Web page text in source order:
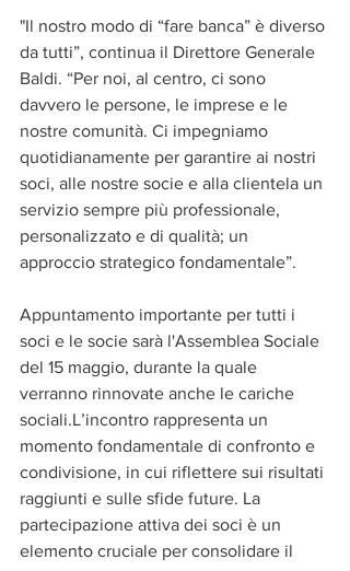
"Il nostro modo di “fare banca” è diverso
da tutti”, continua il Direttore Generale
Baldi. “Per noi, al centro, ci sono
davvero le persone, le imprese e le
nostre comunità. Ci impegniamo
quotidianamente per garantire ai nostri
soci, alle nostre socie e alla clientela un
servizio sempre più professionale,
personalizzato e di qualità; un
approccio strategico fondamentale”.
Appuntamento importante per tutti i
soci e le socie sarà l'Assemblea Sociale
del 15 maggio, durante la quale
verranno rinnovate anche le cariche
sociali.L’incontro rappresenta un
momento fondamentale di confronto e
condivisione, in cui riflettere sui risultati
raggiunti e sulle sfide future. La
partecipazione attiva dei soci è un
elemento cruciale per consolidare il